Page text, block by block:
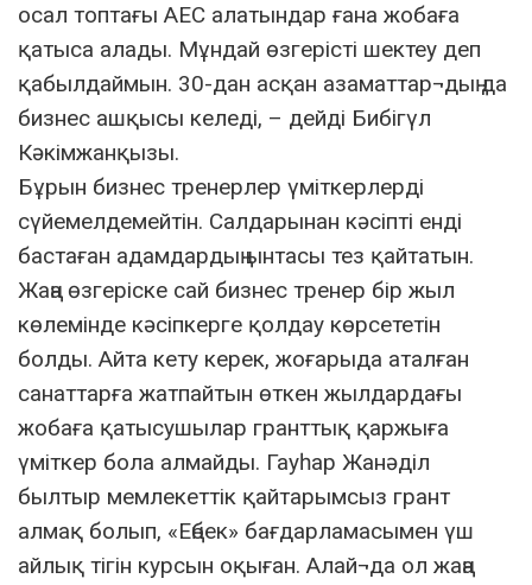
осал топтағы АЕС алатындар ғана жобаға
қатыса алады. Мұндай өзгерісті шектеу деп
қабылдаймын. 30-дан асқан азаматтар¬дың да
бизнес ашқысы келеді, – дейді Бибігүл
Кәкімжанқызы.
Бұрын бизнес тренерлер үміткерлерді
сүйемелдемейтін. Салдарынан кәсіпті енді
бастаған адамдардың ынтасы тез қайтатын.
Жаңа өзгеріске сай бизнес тренер бір жыл
көлемінде кәсіпкерге қолдау көрсететін
болды. Айта кету керек, жоғарыда аталған
санаттарға жатпайтын өткен жылдардағы
жобаға қатысушылар гранттық қаржыға
үміткер бола алмайды. Гауһар Жанәділ
былтыр мемлекеттік қайтарымсыз грант
алмақ болып, «Еңбек» бағдарламасымен үш
айлық тігін курсын оқыған. Алай¬да ол жаңа